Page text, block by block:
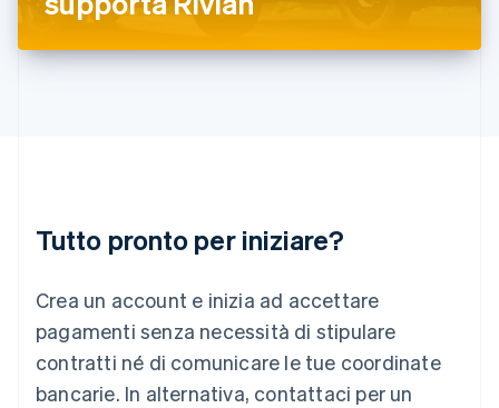
Tutto pronto per iniziare?
Crea un account e inizia ad accettare
pagamenti senza necessità di stipulare
contratti né di comunicare le tue coordinate
bancarie. In alternativa, contattaci per un
English
Liechtenstein
Malta
English
EspañolEnglish
Norvegia
English
Nuova Zelanda
English